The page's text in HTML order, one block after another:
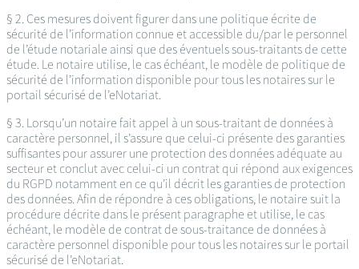
§ 2. Ces mesures doivent figurer dans une politique écrite de
sécurité de l’information connue et accessible du/par le personnel
de l’étude notariale ainsi que des éventuels sous-traitants de cette
étude. Le notaire utilise, le cas échéant, le modèle de politique de
sécurité de l’information disponible pour tous les notaires sur le
portail sécurisé de l’eNotariat.
§ 3. Lorsqu’un notaire fait appel à un sous-traitant de données à
caractère personnel, il s’assure que celui-ci présente des garanties
suffisantes pour assurer une protection des données adéquate au
secteur et conclut avec celui-ci un contrat qui répond aux exigences
du RGPD notamment en ce qu’il décrit les garanties de protection
des données. Afin de répondre à ces obligations, le notaire suit la
procédure décrite dans le présent paragraphe et utilise, le cas
échéant, le modèle de contrat de sous-traitance de données à
caractère personnel disponible pour tous les notaires sur le portail
sécurisé de l’eNotariat.